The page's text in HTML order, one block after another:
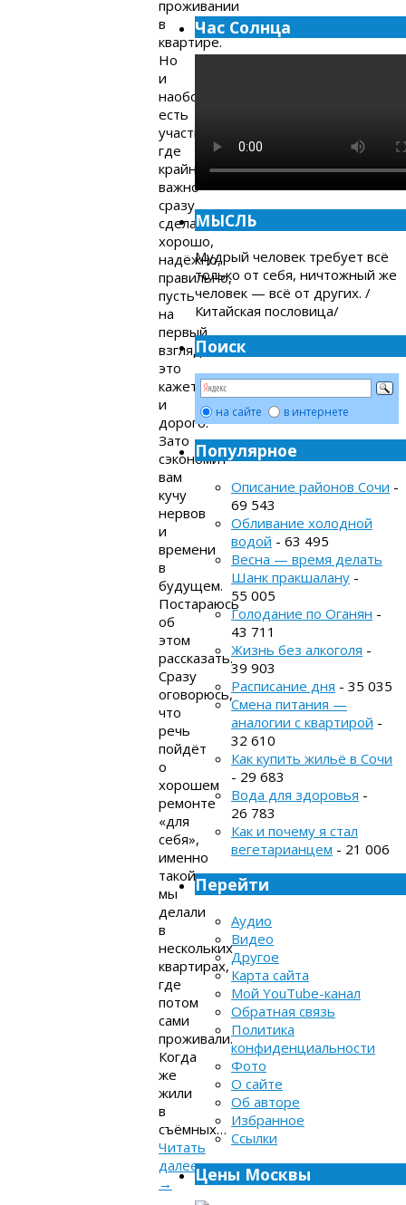
проживании
в
квартире.
Но
и
наоборот,
есть
участки,
где
крайне
важно
сразу
сделать
хорошо,
надёжно,
правильно,
пусть
на
первый
взгляд
это
кажется
и
дорого.
Зато
сэкономит
вам
кучу
нервов
и
времени
в
будущем.
Постараюсь
об
этом
рассказать.
Сразу
оговорюсь,
что
речь
пойдёт
о
хорошем
ремонте
«для
себя»,
именно
такой
мы
делали
в
нескольких
квартирах,
где
потом
сами
проживали.
Когда
же
жили
в
съёмных…
Читать
далее
→
Час Солнца
МЫСЛЬ
Мудрый человек требует всё
только от себя, ничтожный же
человек — всё от других. /
Китайская пословица/
Поиск
на сайте в интернете
Популярное
Описание районов Сочи -
69 543
Обливание холодной
водой - 63 495
Весна — время делать
Шанк пракшалану -
55 005
Голодание по Оганян -
43 711
Жизнь без алкоголя -
39 903
Расписание дня - 35 035
Смена питания —
аналогии с квартирой -
32 610
Как купить жильё в Сочи
- 29 683
Вода для здоровья -
26 783
Как и почему я стал
вегетарианцем - 21 006
Перейти
Аудио
Видео
Другое
Карта сайта
Мой YouTube-канал
Обратная связь
Политика
конфиденциальности
Фото
О сайте
Об авторе
Избранное
Ссылки
Цены Москвы